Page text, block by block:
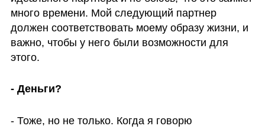
много времени. Мой следующий партнер
должен соответствовать моему образу жизни, и
важно, чтобы у него были возможности для
этого.
- Деньги?
- Тоже, но не только. Когда я говорю